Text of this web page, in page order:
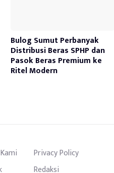
Bulog Sumut Perbanyak
Distribusi Beras SPHP dan
Pasok Beras Premium ke
Ritel Modern
Privacy Policy
Redaksi